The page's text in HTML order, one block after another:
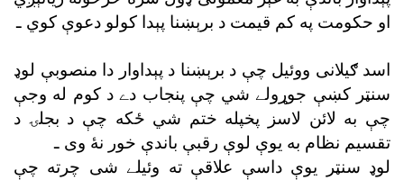
او حکومت په کم قيمت د برېښنا پېدا کولو دعوې کوي ـ
اسد ګيلانى ووئيل چې د برېښنا د پېداوار دا منصوبې لوډ
سنټر کښې جوړولے شي چې پنجاب دے د کوم له وجې
چې به لائن لاسز پخپله ختم شي ځکه چې د بجلۍ د
تقسيم نظام به يوې لوې رقبې باندې خور نۀ وى ـ
لوډ سنټر يوې داسې علاقې ته وئيلے شى چرته چې